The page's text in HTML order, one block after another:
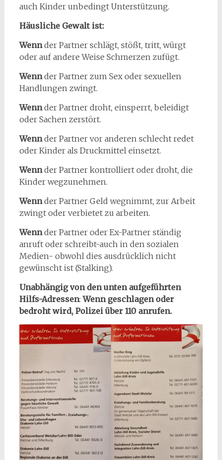
auch Kinder unbedingt Unterstützung.
Häusliche Gewalt ist:
Wennder Partner schlägt, stößt, tritt, würgt
oder auf andere Weise Schmerzen zufügt.
Wennder Partner zum Sex oder sexuellen
Handlungen zwingt.
Wennder Partner droht, einsperrt, beleidigt
oder Sachen zerstört.
Wennder Partner vor anderen schlecht redet
oder Kinder als Druckmittel einsetzt.
Wennder Partner kontrolliert oder droht, die
Kinder wegzunehmen.
Wennder Partner Geld wegnimmt, zur Arbeit
zwingt oder verbietet zu arbeiten.
Wennder Partner oder Ex-Partner ständig
anruft oder schreibt-auch in den sozialen
Medien- obwohl dies ausdrücklich nicht
gewünscht ist (Stalking).
Unabhängig von den unten aufgeführten
Hilfs-Adressen:Wenn geschlagen oder
bedroht wird, Polizei über 110 anrufen.